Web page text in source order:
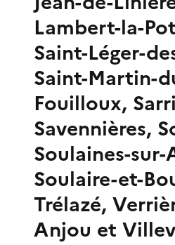
Lambert-la-
Saint-Léger-
Saint-Martin-
Fouilloux,
Savennières,
Soulaines-sur-
Soulaire-et-
Trélazé,
Anjou et